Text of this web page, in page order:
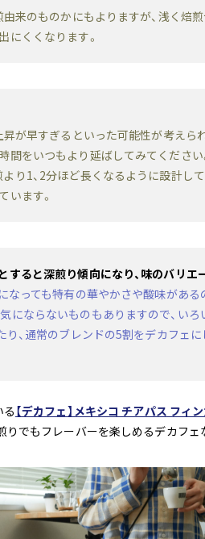
由来のものかにもよりますが、浅く焙
にくくなります。
昇が早すぎるといった可能性が考え
間をいつもより延ばしてみてください
り1、2分ほど長くなるように設計し
います。
すると深煎り傾向になり、味のバリエ
なっても特有の華やかさや酸味があ
にならないものもありますので、い
り、通常のブレンドの5割をデカフェ
る 【デカフェ】メキシコ チアパス フィ
でもフレーバーを楽しめるデカフェ